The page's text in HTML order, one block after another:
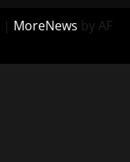
| MoreNews by AF